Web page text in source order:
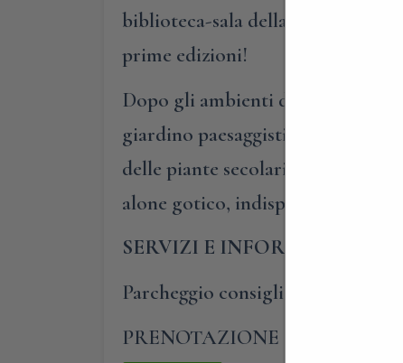
biblioteca-sala della musica,
prime edizioni!
Dopo gli ambienti di casa,
giardino paesaggistico,
delle piante secolari e le loro
alone gotico, indispensabile per
SERVIZI E INFORMAZIONI
Parcheggio consigliato: lungo
PRENOTAZIONE